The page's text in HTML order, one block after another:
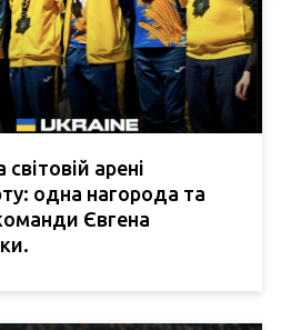
світовій арені
одна нагорода та
Євгена